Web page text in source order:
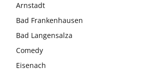
Arnstadt
Bad Frankenhausen
Bad Langensalza
Comedy
Eisenach